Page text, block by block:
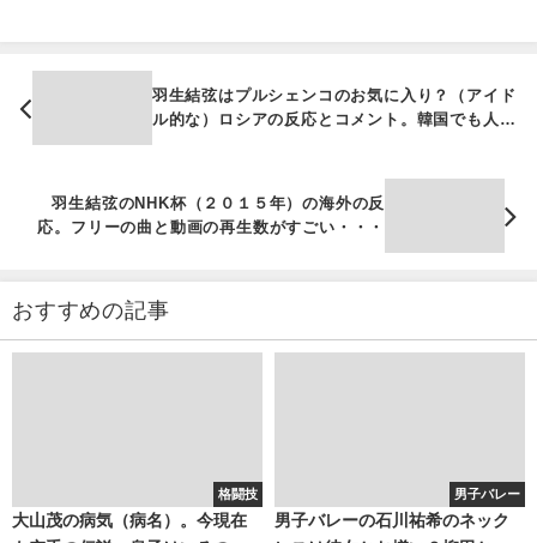
羽生結弦はプルシェンコのお気に入り？（アイド
ル的な）ロシアの反応とコメント。韓国でも人気
の反応
羽生結弦のNHK杯（２０１５年）の海外の反
応。フリーの曲と動画の再生数がすごい・・・
おすすめの記事
格闘技
大山茂の病気（病名）。今現在
男子バレー
男子バレーの石川祐希のネック